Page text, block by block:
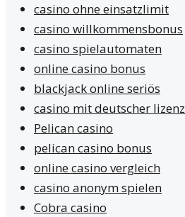
casino ohne einsatzlimit
casino willkommensbonus
casino spielautomaten
online casino bonus
blackjack online seriös
casino mit deutscher lizenz
Pelican casino
pelican casino bonus
online casino vergleich
casino anonym spielen
Cobra casino